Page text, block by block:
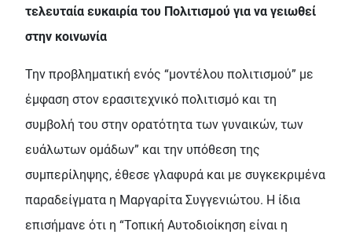
τελευταία ευκαιρία του Πολιτισμού για να γειωθεί
στην κοινωνία
Την προβληματική ενός “μοντέλου πολιτισμού” με
έμφαση στον ερασιτεχνικό πολιτισμό και τη
συμβολή του στην ορατότητα των γυναικών, των
ευάλωτων ομάδων” και την υπόθεση της
συμπερίληψης, έθεσε γλαφυρά και με συγκεκριμένα
παραδείγματα η Μαργαρίτα Συγγενιώτου. Η ίδια
επισήμανε ότι η “Τοπική Αυτοδιοίκηση είναι η